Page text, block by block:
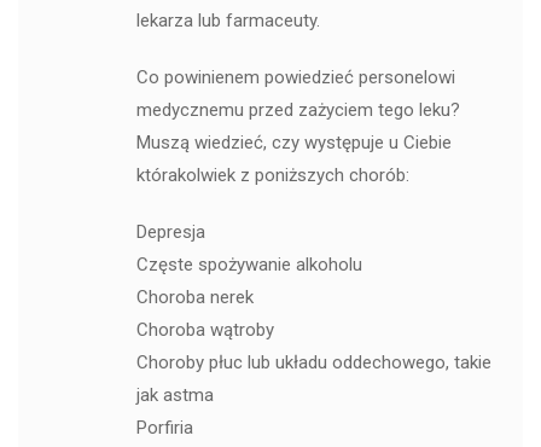
lekarza lub farmaceuty.
Co powinienem powiedzieć personelowi
medycznemu przed zażyciem tego leku?
Muszą wiedzieć, czy występuje u Ciebie
którakolwiek z poniższych chorób:
Depresja
Częste spożywanie alkoholu
Choroba nerek
Choroba wątroby
Choroby płuc lub układu oddechowego, takie
jak astma
Porfiria